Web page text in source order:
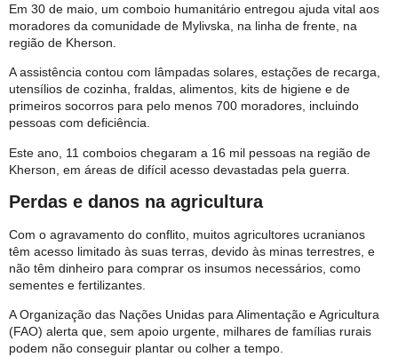
Em 30 de maio, um comboio humanitário entregou ajuda vital aos
moradores da comunidade de Mylivska, na linha de frente, na
região de Kherson.
A assistência contou com lâmpadas solares, estações de recarga,
utensílios de cozinha, fraldas, alimentos, kits de higiene e de
primeiros socorros para pelo menos 700 moradores, incluindo
pessoas com deficiência.
Este ano, 11 comboios chegaram a 16 mil pessoas na região de
Kherson, em áreas de difícil acesso devastadas pela guerra.
Perdas e danos na agricultura
Com o agravamento do conflito, muitos agricultores ucranianos
têm acesso limitado às suas terras, devido às minas terrestres, e
não têm dinheiro para comprar os insumos necessários, como
sementes e fertilizantes.
A Organização das Nações Unidas para Alimentação e Agricultura
(FAO) alerta que, sem apoio urgente, milhares de famílias rurais
podem não conseguir plantar ou colher a tempo.